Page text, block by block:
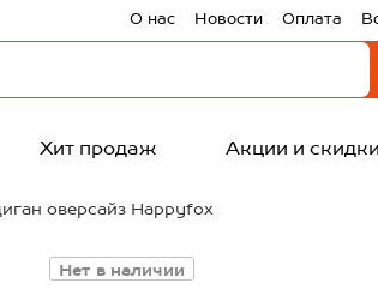
О нас Новости Оплата
Хит продаж Акции и скидки
оверсайз Happyfox
Нет в наличии